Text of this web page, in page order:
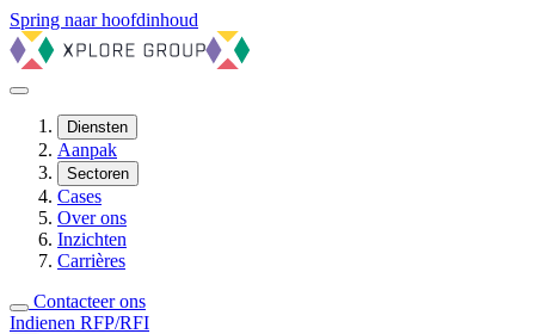
Spring naar hoofdinhoud
Diensten
Aanpak
Sectoren
Cases
Over ons
Inzichten
Carrières
Contacteer ons
Indienen RFP/RFI